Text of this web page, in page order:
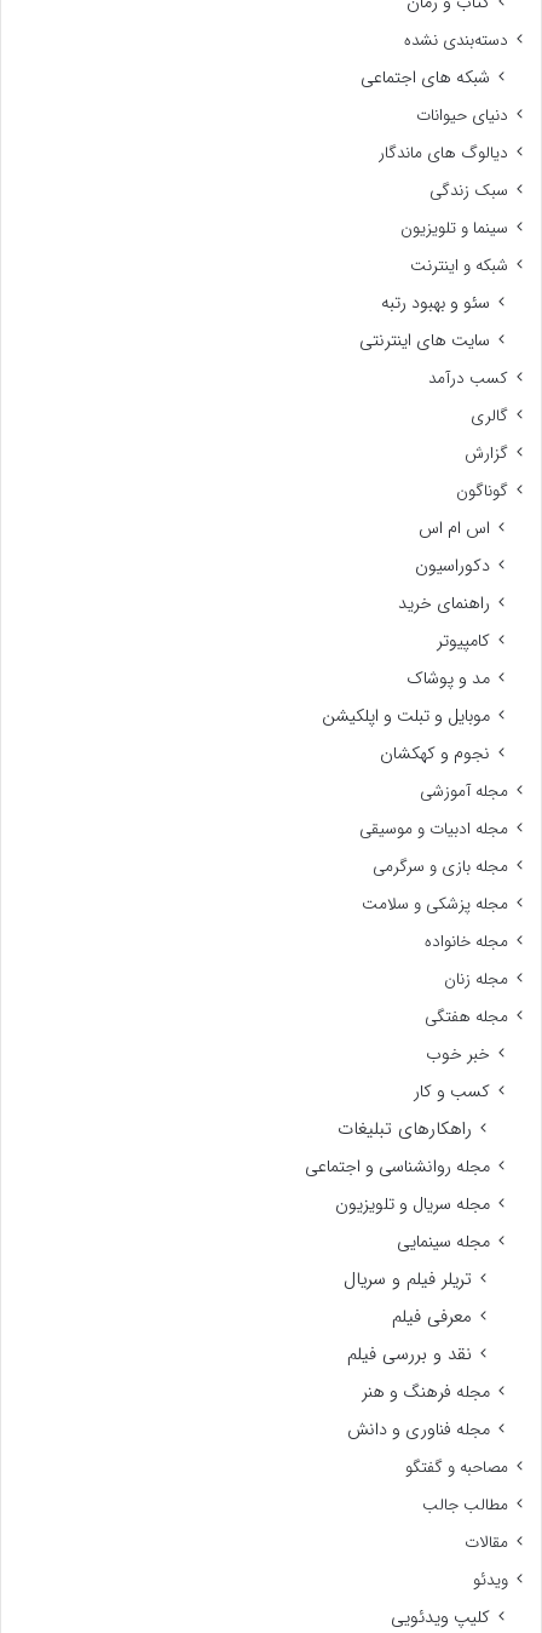
دسته‌بندی نشده
شبکه های اجتماعی
دنیای حیوانات
دیالوگ های ماندگار
سبک زندگی
سینما و تلویزیون
شبکه و اینترنت
سئو و بهبود رتبه
سایت های اینترنتی
کسب درآمد
گالری
گزارش
گوناگون
اس ام اس
دکوراسیون
راهنمای خرید
کامپیوتر
مد و پوشاک
موبایل و تبلت و اپلکیشن
نجوم و کهکشان
مجله آموزشی
مجله ادبیات و موسیقی
مجله بازی و سرگرمی
مجله پزشکی و سلامت
مجله خانواده
مجله زنان
مجله هفتگی
خبر خوب
کسب و کار
راهکارهای تبلیغات
مجله روانشناسی و اجتماعی
مجله سریال و تلویزیون
مجله سینمایی
تریلر فیلم و سریال
معرفی فیلم
نقد و بررسی فیلم
مجله فرهنگ و هنر
مجله فناوری و دانش
مصاحبه و گفتگو
مطالب جالب
مقالات
ویدئو
کلیپ ویدئویی